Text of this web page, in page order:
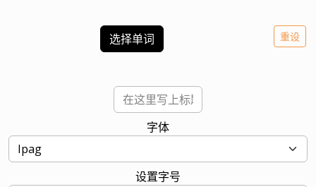
选择单词 重设
字体
设置字号